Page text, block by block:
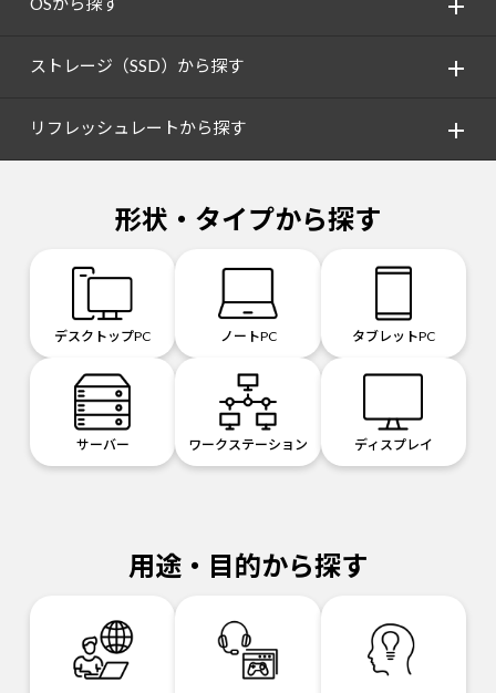
ストレージ（SSD）から探す
リフレッシュレートから探す
形状・タイプから探す
デスクトップPC ノートPC タブレットPC
サーバー ワークステーション ディスプレイ
用途・目的から探す